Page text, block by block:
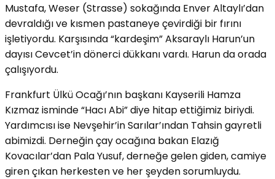
Mustafa, Weser (Strasse) sokağında Enver Altaylı’dan
devraldığı ve kısmen pastaneye çevirdiği bir fırını
işletiyordu. Karşısında “kardeşim” Aksaraylı Harun’un
dayısı Cevcet’in dönerci dükkanı vardı. Harun da orada
çalışıyordu.
Frankfurt Ülkü Ocağı’nın başkanı Kayserili Hamza
Kızmaz isminde “Hacı Abi” diye hitap ettiğimiz biriydi.
Yardımcısı ise Nevşehir’in Sarılar’ından Tahsin gayretli
abimizdi. Derneğin çay ocağına bakan Elazığ
Kovacılar’dan Pala Yusuf, derneğe gelen giden, camiye
giren çıkan herkesten ve her şeyden sorumluydu.